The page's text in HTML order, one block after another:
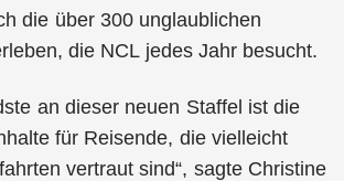
die über 300 unglaublichen
die NCL jedes Jahr besucht.
an dieser neuen Staffel ist die
für Reisende, die vielleicht
vertraut sind“, sagte Christine